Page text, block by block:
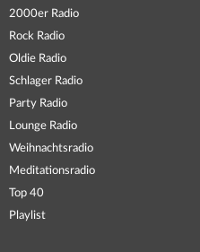
2000er Radio
Rock Radio
Oldie Radio
Schlager Radio
Party Radio
Lounge Radio
Weihnachtsradio
Meditationsradio
Top 40
Playlist